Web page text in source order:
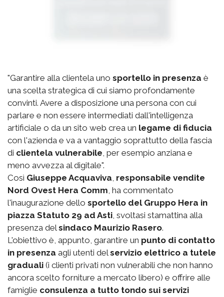
"Garantire alla clientela uno sportello in presenza è
una scelta strategica di cui siamo profondamente
convinti. Avere a disposizione una persona con cui
parlare e non essere intermediati dall'intelligenza
artificiale o da un sito web crea un legame di fiducia
con l'azienda e va a vantaggio soprattutto della fascia
di clientela vulnerabile, per esempio anziana e
meno avvezza al digitale".
Così Giuseppe Acquaviva, responsabile vendite
Nord Ovest Hera Comm, ha commentato
l'inaugurazione dello sportello del Gruppo Hera in
piazza Statuto 29 ad Asti, svoltasi stamattina alla
presenza delsindaco Maurizio Rasero.
L'obiettivo è, appunto, garantire un punto di contatto
in presenza agli utenti delservizio elettrico a tutele
graduali (i clienti privati non vulnerabili che non hanno
ancora scelto forniture a mercato libero) e offrire alle
famiglie consulenza a tutto tondo sui servizi